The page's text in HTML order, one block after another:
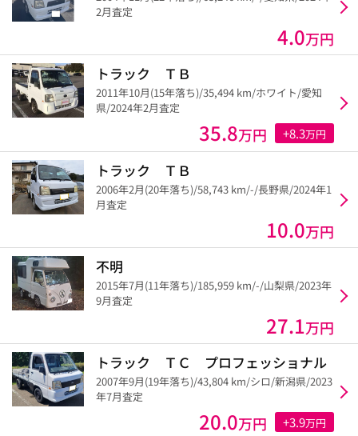
2月査定
4.0万円
トラック ＴＢ
2011年10月(15年落ち)/35,494 km/ホワイト/愛知
県/2024年2月査定
35.8万円 +8.3万円
トラック ＴＢ
2006年2月(20年落ち)/58,743 km/-/長野県/2024年1
月査定
10.0万円
不明
2015年7月(11年落ち)/185,959 km/-/山梨県/2023年
9月査定
27.1万円
トラック ＴＣ プロフェッショナル
2007年9月(19年落ち)/43,804 km/シロ/新潟県/2023
年7月査定
20.0万円 +3.9万円